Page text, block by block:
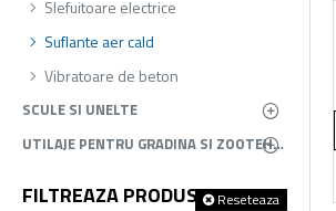
Slefuitoare electrice
Suflante aer cald
Vibratoare de beton
SCULE SI UNELTE
UTILAJE PENTRU GRADINA SI ZOOTEHNIE
FILTREAZA PRODUSELEReseteaza